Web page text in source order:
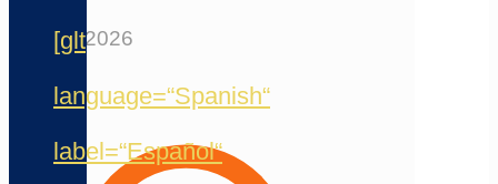
[glt
language=“Spanish“
label=“Español“
12. Mai 2026